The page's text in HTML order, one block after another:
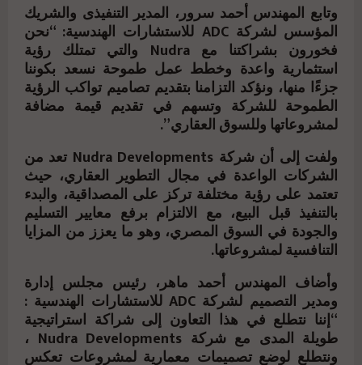
وتابع المهندس أحمد سرور، المدير التنفيذى والشريك
المؤسس لشركة ADC للاستشارات الهندسية: “نحن
فخورون بشراكتنا مع Nudra والتي تمتلك رؤية
استثمارية واعدة وخطط عمل طموحة نسعد بكوننا
جزءًا منها، ونؤكد التزامنا بتقديم تصاميم تواكب الرؤية
الطموحة للشركة وتسهم في تقديم قيمة مضافة
لمشروعاتها وللسوق العقاري”.
ولفت إلى أن شركة Nudra Developments تعد من
الشركات الواعدة في مجال التطوير العقاري، حيث
تعتمد على رؤية مختلفة تركز على المصداقية، والبدء
بالتنفيذ قبل البيع، مع الالتزام برفع معايير التسليم
والجودة في السوق المصري، وهو ما يعزز من المزايا
التنافسية لمشروعاتها.
وأضاف المهندس أحمد ماهر، رئيس مجلس إدارة
ومدير التصميم لشركة ADC للاستشارات الهندسية :
“إننا نتطلع في هذا التعاون إلى شراكة استراتيجية
طويلة المدى مع شركة Nudra Developments ،
ونتطلع لوضع تصميمات معمارية لمشروعات تعكس